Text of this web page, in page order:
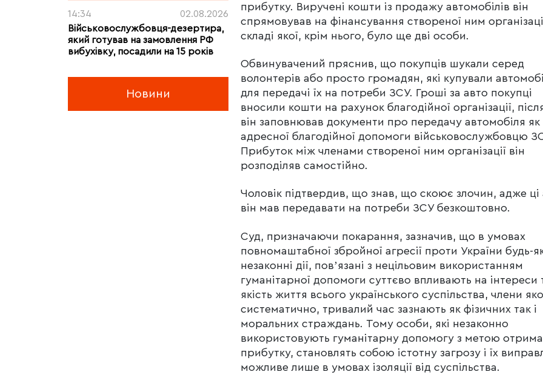
14:34
02.08.2026
Військовослужбовця-дезертира,
який готував на замовлення РФ
вибухівку, посадили на 15 років
Новини
прибутку. Виручені кошти із продажу автомобілів він
спрямовував на фінансування створеної ним
складі якої, крім нього, було ще дві особи.
Обвинувачений пряснив, що покупців шукали серед
волонтерів або просто громадян, які купували
для передачі їх на потреби ЗСУ. Гроші за авто покупці
вносили кошти на рахунок благодійної організації,
він заповнював документи про передачу автомобіля як
адресної благодійної допомоги військовослужбовцю
Прибуток між членами створеної ним організації він
розподіляв самостійно.
Чоловік підтвердив, що знав, що скоює злочин, адже ці
він мав передавати на потреби ЗСУ безкоштовно.
Суд, призначаючи покарання, зазначив, що в умовах
повномаштабної збройної агресії проти України будь-
незаконні дії, повʼязані з нецільовим використанням
гуманітарної допомоги суттєво впливають на інтереси
якість життя всього українського суспільства, члени
систематично, тривалий час зазнають як фізичних так і
моральних страждань. Тому особи, які незаконно
використовують гуманітарну допомогу з метою
прибутку, становлять собою істотну загрозу і їх
можливе лише в умовах ізоляції від суспільства.